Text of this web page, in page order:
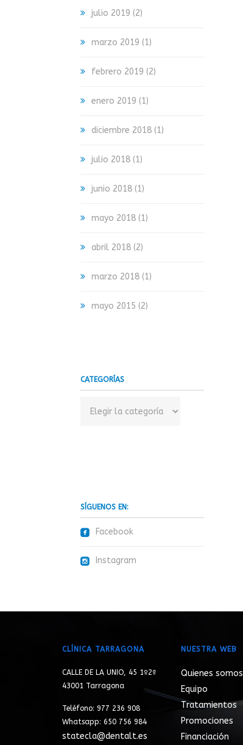
julio 2019 (2)
marzo 2019 (1)
febrero 2019 (2)
enero 2019 (1)
diciembre 2018 (1)
julio 2018 (1)
junio 2018 (1)
mayo 2018 (1)
abril 2018 (2)
marzo 2018 (1)
mayo 2015 (2)
CATEGORÍAS
SÍGUENOS EN:
roundedfacebook Facebook
roundedinstagram Instagram
CLÍNICA TARRAGONA
CALLE DE LA UNIO, 45 1º2ª
43001 Tarragona
Teléfono: 977 236 908
Whatsapp: 650 756 984
statecla@dentalt.es
NUESTRA WEB
Quienes somos
Equipo
Tratamientos
Promociones
Financiación